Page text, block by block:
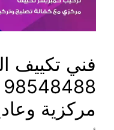
فني تكييف
مركزية